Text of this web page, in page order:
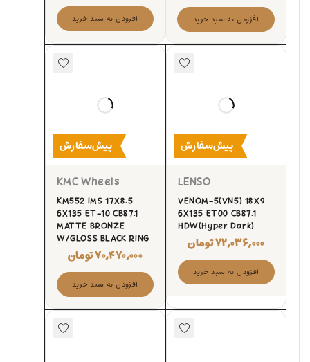
افزودن به سبد خرید افزودن به سبد خرید
پیش‌سفارش
LENSO
VENOM-5(VN5) 18X9
6X135 ET00 CB87.1
HDW(Hyper Dark)
۷۲,۰۳۶,۰۰۰تومان
افزودن به سبد خرید
پیش‌سفارش
KMC Wheels
KM552 IMS 17X8.5
6X135 ET-10 CB87.1
MATTE BRONZE
W/GLOSS BLACK RING
۷۰,۴۷۰,۰۰۰تومان
افزودن به سبد خرید